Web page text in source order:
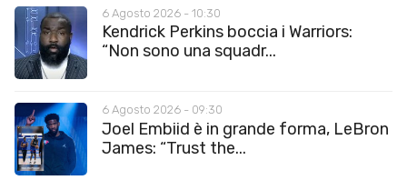
6 Agosto 2026 - 10:30
Kendrick Perkins boccia i Warriors:
“Non sono una squadr...
6 Agosto 2026 - 09:30
Joel Embiid è in grande forma, LeBron
James: “Trust the...